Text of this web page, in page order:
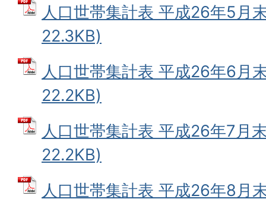
人口世帯集計表 平成26年5月
22.3KB)
人口世帯集計表 平成26年6月
22.2KB)
人口世帯集計表 平成26年7月
22.2KB)
人口世帯集計表 平成26年8月